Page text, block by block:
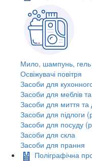
Мило, шампунь,
Освіжувачі повітря
Засоби для
Засоби для меблів
Засоби для миття та
Засоби для підлоги
Засоби для посуду
Засоби для скла
Засоби для прання
Поліграфічна